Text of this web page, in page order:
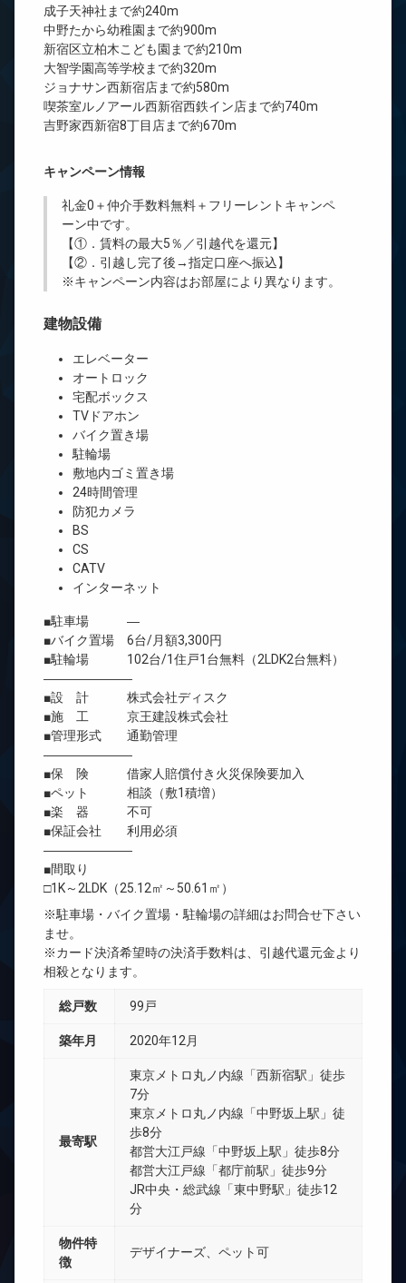
成子天神社まで約240m
中野たから幼稚園まで約900m
新宿区立柏木こども園まで約210m
大智学園高等学校まで約320m
ジョナサン西新宿店まで約580m
喫茶室ルノアール西新宿西鉄イン店まで約740m
吉野家西新宿8丁目店まで約670m
キャンペーン情報
礼金0 ＋仲介手数料無料＋ フリーレント キャンペ
ーン中です。
【①．賃料の最大5％／引越代を還元】
【②．引越し完了後→指定口座へ振込】
※キャンペーン内容はお部屋により異なります。
建物設備
エレベーター
オートロック
宅配ボックス
TVドアホン
バイク置き場
駐輪場
敷地内ゴミ置き場
24時間管理
防犯カメラ
BS
CS
CATV
インターネット
■駐車場 ―
■バイク置場 6台/月額3,300円
■駐輪場 102台/1住戸1台無料（2LDK2台無料）
―――――――
■設 計 株式会社ディスク
■施 工 京王建設株式会社
■管理形式 通勤管理
―――――――
■保 険 借家人賠償付き火災保険要加入
■ペット 相談（敷1積増）
■楽 器 不可
■保証会社 利用必須
―――――――
■間取り
□1K～2LDK（25.12㎡～50.61㎡）
※駐車場・バイク置場・駐輪場の詳細はお問合せ下さい
ませ。
※カード決済希望時の決済手数料は、引越代還元金より
相殺となります。
総戸数 99戸
築年月 2020年12月
最寄駅
東京メトロ丸ノ内線「西新宿駅」徒歩
7分
東京メトロ丸ノ内線「中野坂上駅」徒
歩8分
都営大江戸線「中野坂上駅」徒歩8分
都営大江戸線「都庁前駅」徒歩9分
JR中央・総武線「東中野駅」徒歩12
分
物件特
徴
デザイナーズ、ペット可